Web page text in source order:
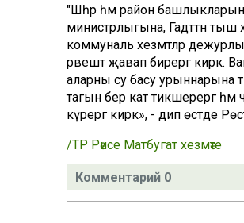
"Шәһәр һәм район
министрлыгына, Гадәттән тыш
коммуналь хезмәтләр
рәвештә җавап бирергә кирәк.
аларны су басу урыннарына
тагын бер кат тикшерергә
күрергә кирәк», - дип өстәде
/ТР Рәисе Матбугат хезмәте
Комментарий 0